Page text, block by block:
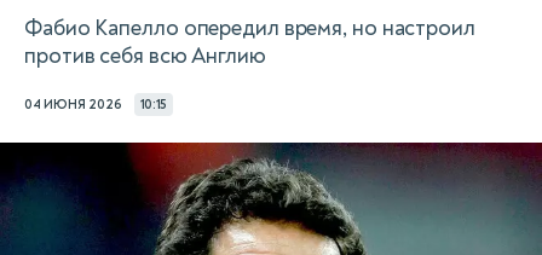
Фабио Капелло опередил время, но настроил
против себя всю Англию
04 ИЮНЯ 2026 10:15